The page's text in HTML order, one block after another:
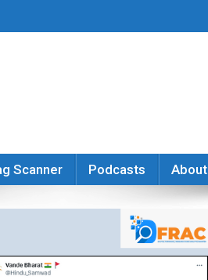
Scanner Podcasts About